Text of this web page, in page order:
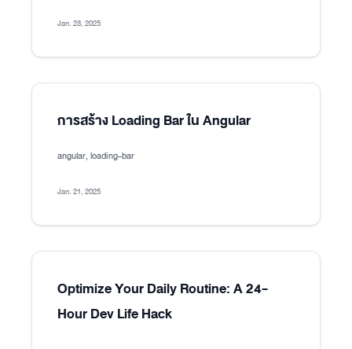
Jan. 23, 2025
การสร้าง Loading Bar ใน Angular
angular, loading-bar
Jan. 21, 2025
Optimize Your Daily Routine: A 24-
Hour Dev Life Hack